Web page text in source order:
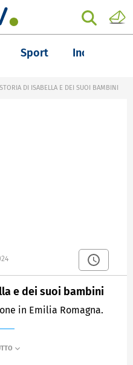
Sport Inchieste
DI ISABELLA E DEI SUOI BAMBINI
e dei suoi bambini
in Emilia Romagna.